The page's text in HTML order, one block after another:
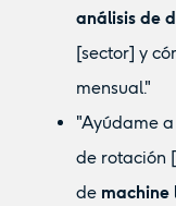
análisis de
[sector] y
mensual."
"Ayúdame
de rotación
de machine